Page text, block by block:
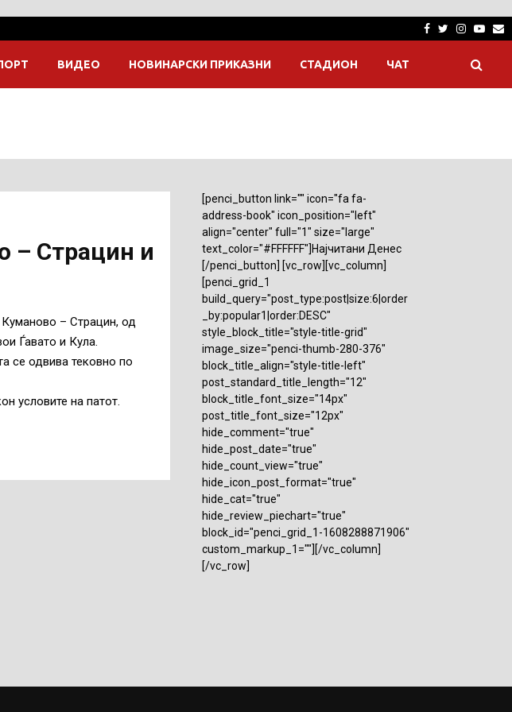
Facebook
Twitter
ВИДЕО НОВИНАРСКИ ПРИКАЗНИ СТАДИОН ЧАТ
– Страцин и
– Страцин, од
Ѓавато и Кула.
се одвива тековно по
условите на патот.
[penci_button link="" icon="fa fa-
address-book" icon_position="left"
align="center" full="1" size="large"
text_color="#FFFFFF"]Најчитани Денес
[/penci_button] [vc_row][vc_column]
[penci_grid_1
build_query="post_type:post|size:6|order
_by:popular1|order:DESC"
style_block_title="style-title-grid"
image_size="penci-thumb-280-376"
block_title_align="style-title-left"
post_standard_title_length="12"
block_title_font_size="14px"
post_title_font_size="12px"
hide_comment="true"
hide_post_date="true"
hide_count_view="true"
hide_icon_post_format="true"
hide_cat="true"
hide_review_piechart="true"
block_id="penci_grid_1-1608288871906"
custom_markup_1=""][/vc_column]
[/vc_row]